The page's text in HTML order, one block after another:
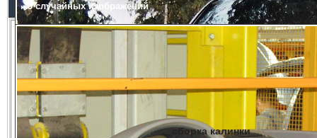
5 случайных изображений
сборка калинки